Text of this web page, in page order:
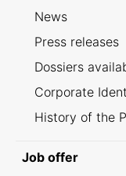
News
Press releases
Dossiers
Corporate
History of the
Job offer